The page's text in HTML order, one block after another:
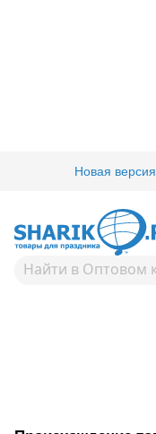
Новая
Товары для
1203-0850Р 30"